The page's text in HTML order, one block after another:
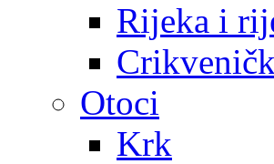
Rijeka i
Otoci
Krk